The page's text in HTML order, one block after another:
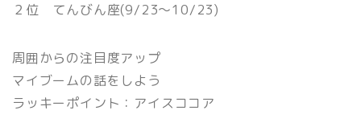
２位 てんびん座(9/23〜10/23)
周囲からの注目度アップ
マイブームの話をしよう
ラッキーポイント：アイスココア